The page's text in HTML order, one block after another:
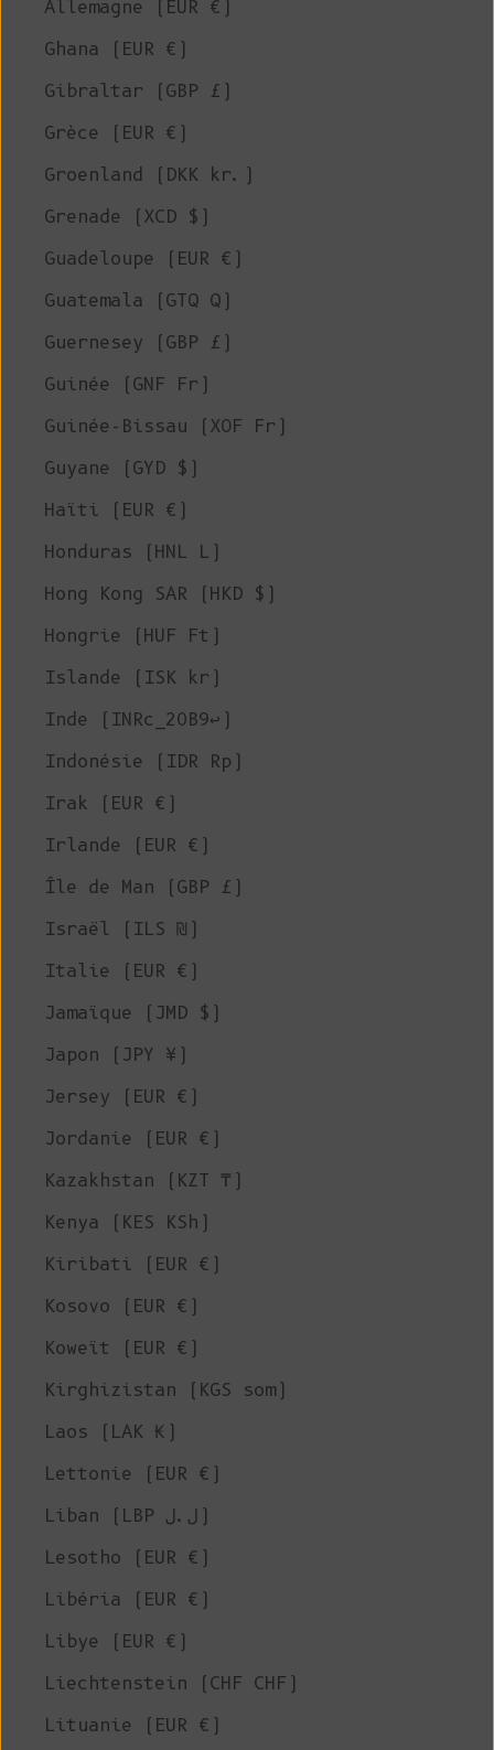
Allemagne (EUR €)
Ghana (EUR €)
Gibraltar (GBP £)
Grèce (EUR €)
Groenland (DKK kr.)
Grenade (XCD $)
Guadeloupe (EUR €)
Guatemala (GTQ Q)
Guernesey (GBP £)
Guinée (GNF Fr)
Guinée-Bissau (XOF Fr)
Guyane (GYD $)
Haïti (EUR €)
Honduras (HNL L)
Hong Kong SAR (HKD $)
Hongrie (HUF Ft)
Islande (ISK kr)
Inde (INRc_20B9↩)
Indonésie (IDR Rp)
Irak (EUR €)
Irlande (EUR €)
Île de Man (GBP £)
Israël (ILS ₪)
Italie (EUR €)
Jamaïque (JMD $)
Japon (JPY ¥)
Jersey (EUR €)
Jordanie (EUR €)
Kazakhstan (KZT ₸)
Kenya (KES KSh)
Kiribati (EUR €)
Kosovo (EUR €)
Koweït (EUR €)
Kirghizistan (KGS som)
Laos (LAK ₭)
Lettonie (EUR €)
Liban (LBP ل.ل)
Lesotho (EUR €)
Libéria (EUR €)
Libye (EUR €)
Liechtenstein (CHF CHF)
Lituanie (EUR €)